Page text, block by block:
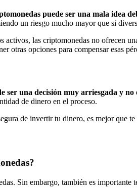
puede ser una mala idea
un riesgo mucho mayor que si
las criptomonedas no ofrecen
otras opciones para compensar esas
ser una decisión muy arriesgada y no
de dinero en el proceso.
de invertir tu dinero, es mejor que
Sin embargo, también es